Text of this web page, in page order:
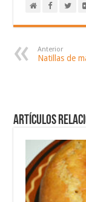
Anterior
Natillas de
Artículos